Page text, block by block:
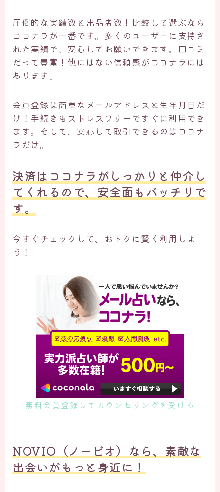
圧倒的な実績数と出品者数！比較して選ぶなら
ココナラが一番です。多くのユーザーに支持さ
れた実績で、安心してお願いできます。口コミ
だって豊富！他にはない信頼感がココナラには
あります。
会員登録は簡単なメールアドレスと生年月日だ
け！手続きもストレスフリーですぐに利用でき
ます。そして、安心して取引できるのはココナ
ラだけ。
決済はココナラがしっかりと仲介し
てくれるので、安全面もバッチリで
す。
今すぐチェックして、おトクに賢く利用しよ
う！
無料会員登録してカウンセリングを受ける
NOVIO（ノービオ）なら、素敵な
出会いがもっと身近に！